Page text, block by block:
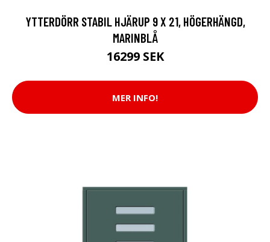
YTTERDÖRR STABIL HJÄRUP 9 X 21, HÖGERHÄNGD,
MARINBLÅ
16299 SEK
MER INFO!